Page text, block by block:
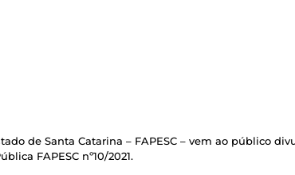
de Santa Catarina – FAPESC – vem ao público
FAPESC nº10/2021.